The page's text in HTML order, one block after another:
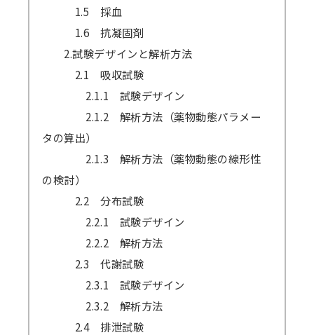
1.5 採血
1.6 抗凝固剤
2.試験デザインと解析方法
2.1 吸収試験
2.1.1 試験デザイン
2.1.2 解析方法（薬物動態パラメー
タの算出）
2.1.3 解析方法（薬物動態の線形性
の検討）
2.2 分布試験
2.2.1 試験デザイン
2.2.2 解析方法
2.3 代謝試験
2.3.1 試験デザイン
2.3.2 解析方法
2.4 排泄試験